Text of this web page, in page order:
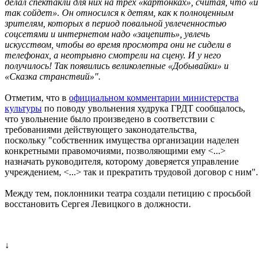
делал спектакли для них на трех «картонках», считая, что «и
так сойдет». Он относился к детям, как к полноценным
зрителям, которых в период повальной увлеченностью
соцсетями и интернетом надо «зацепить», увлечь
искусством, чтобы во время просмотра они не сидели в
телефонах, а неотрывно смотрели на сцену. И у него
получилось! Так появились великолепные «Добывайки» и
«Сказка странствий»".
Отметим, что в официальном комментарии министерства
культуры по поводу увольнения худрука ГРДТ сообщалось,
что увольнение было произведено в соответствии с
требованиями действующего законодательства
поскольку "собственник имущества организации наделен
конкретными правомочиями, позволяющими ему <...>
назначать руководителя, которому доверяется управление
учреждением, <...> так и прекратить трудовой договор с ним".
Между тем, поклонники театра создали петицию с просьбой
восстановить Сергея Левицкого в должности.
↓